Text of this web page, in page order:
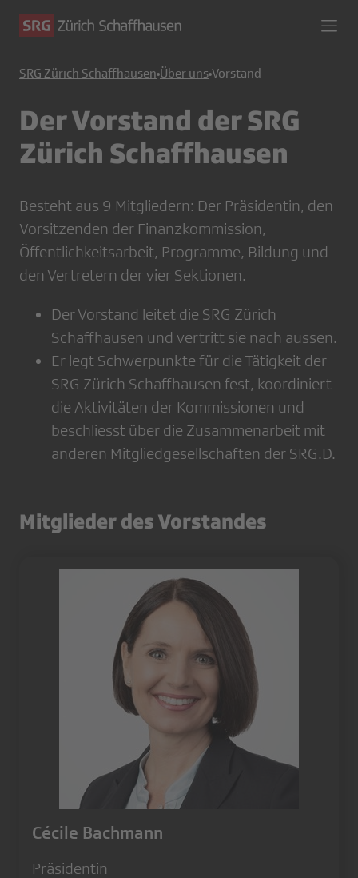
SRG Zürich Schaffhausen Über uns Vorstand
Der Vorstand der SRG
Zürich Schaffhausen
Besteht aus 9 Mitgliedern: Der Präsidentin, den
Vorsitzenden der Finanzkommission,
Öffentlichkeitsarbeit, Programme, Bildung und
den Vertretern der vier Sektionen.
Der Vorstand leitet die SRG Zürich
Schaffhausen und vertritt sie nach aussen.
Er legt Schwerpunkte für die Tätigkeit der
SRG Zürich Schaffhausen fest, koordiniert
die Aktivitäten der Kommissionen und
beschliesst über die Zusammenarbeit mit
anderen Mitgliedgesellschaften der SRG.D.
Mitglieder des Vorstandes
Cécile Bachmann
Präsidentin